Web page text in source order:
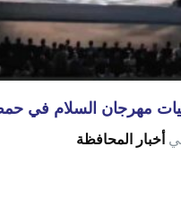
مهرجان السلام في
أخبار المحافظة